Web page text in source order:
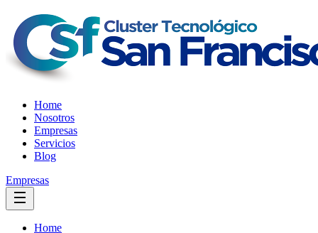
Home
Nosotros
Empresas
Servicios
Blog
Empresas
Home